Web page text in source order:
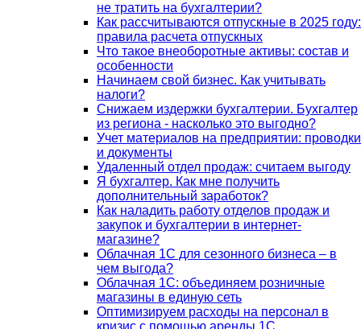
не тратить на бухгалтерии?
Как рассчитываются отпускные в 2025 году:
правила расчета отпускных
Что такое внеоборотные активы: состав и
особенности
Начинаем свой бизнес. Как учитывать
налоги?
Снижаем издержки бухгалтерии. Бухгалтер
из региона - насколько это выгодно?
Учет материалов на предприятии: проводки
и документы
Удаленный отдел продаж: считаем выгоду
Я бухгалтер. Как мне получить
дополнительный заработок?
Как наладить работу отделов продаж и
закупок и бухгалтерии в интернет-
магазине?
Облачная 1С для сезонного бизнеса – в
чем выгода?
Облачная 1С: объединяем розничные
магазины в единую сеть
Оптимизируем расходы на персонал в